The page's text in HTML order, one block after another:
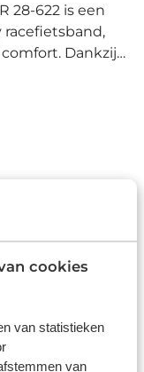
cookies
van statistieken
van
28-622 is een
Dankzij
biedt de
voor
montage. Dit
verpakking
wat betekent
bevat, maar
direct
basis van aanlevering